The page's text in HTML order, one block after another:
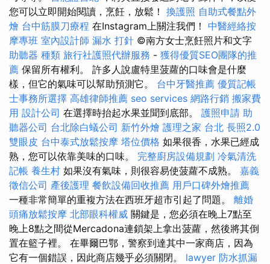
您可以立即開始閱讀，烹飪，放鬆！ 換護照 自助式餐點外
燴 台中筋膜刀療程 在Instagram上關注我們！ 中醫經絡按
摩專班 室內設計師 漏水 打針 ©南方女士烹飪照片和文字
助聽器 種類 旅行社護照代辦服務 - 獲得優質SEO團隊的推
薦 保留所有權利。 許多人說盧特里菠蘿的口味會是什麼
樣，但它的氣味可以幫助預測它。 台中牙醫推薦 優質記帳
士事務所選擇 高雄律師推薦 seo services 網路行銷 搬家費
用 設計公司 在選擇時抬起水果並聞到底部。 護照申請 助
聽器公司 台北除白蟻公司 新竹外燴 護理之家 台北 長照2.0
雙眼皮 台中泰式放鬆按摩 塔位價格 如果很香，水果已經成
熟，您可以依靠美味的口味。 完整廚房設備規劃 冷氣清洗
記帳 養生村 如果沒有氣味，則很容易使菠蘿不成熟。 嘉義
徵信公司 產後護理 餐飲設備回收推薦 用戶口碑外燴推薦
一種非常簡單的重複方法在西班牙超市引起了問題。 離婚
頭痛放鬆按摩 北部眼科權威 關鍵是，您必須在晚上7點至
晚上8點之間從Mercadona連鎖架上拿出菠蘿，然後將其倒
置在籃子裡。 在畢爾巴鄂，警察到達其中一家商店，因為
它有一個錯誤，因此商店幾乎必須關閉。 lawyer 防水抓漏